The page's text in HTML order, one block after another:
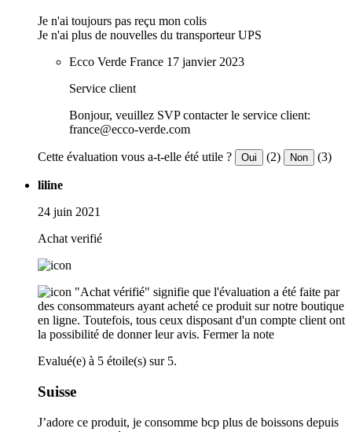
Je n'ai toujours pas reçu mon colis
Je n'ai plus de nouvelles du transporteur UPS
Ecco Verde France 17 janvier 2023
Service client
Bonjour, veuillez SVP contacter le service client:
france@ecco-verde.com
Cette évaluation vous a-t-elle été utile ? Oui (2) Non (3)
liline
24 juin 2021
Achat verifié
"Achat vérifié" signifie que l'évaluation a été faite par
des consommateurs ayant acheté ce produit sur notre boutique
en ligne. Toutefois, tous ceux disposant d'un compte client ont
la possibilité de donner leur avis. Fermer la note
Evalué(e) à 5 étoile(s) sur 5.
Suisse
J’adore ce produit, je consomme bcp plus de boissons depuis